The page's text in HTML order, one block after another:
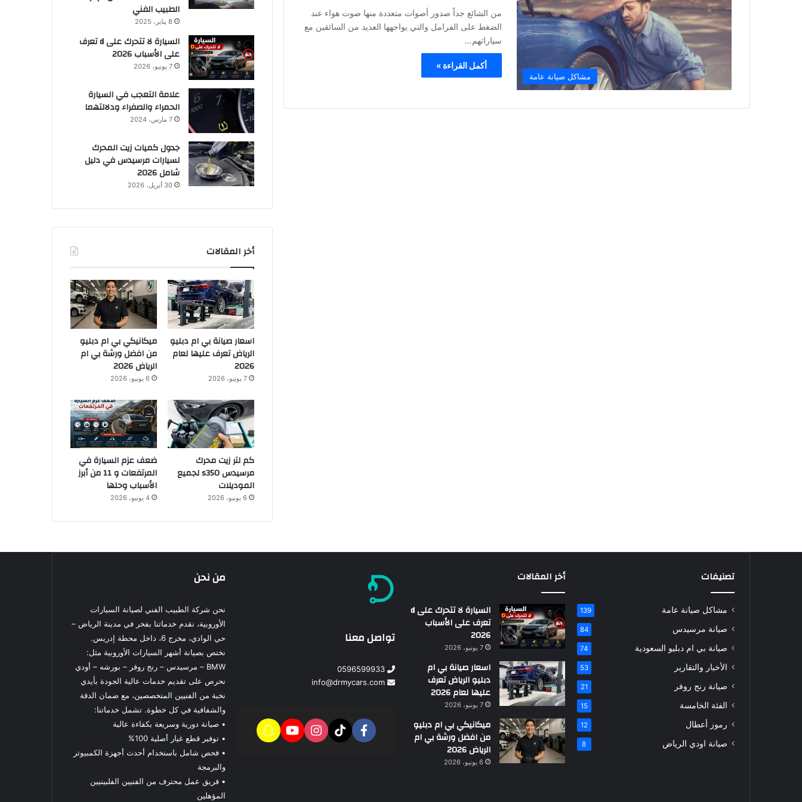
مشاكل صيانة عامة
من الشائع جداً صدور أصوات متعددة منها صوت هواء عند
الضغط على الفرامل والتي يواجهها العديد من السائقين مع
سياراتهم…
أكمل القراءة »
الطبيب الفني
8 يناير، 2025
السيارة لا تتحرك على d تعرف
على الأسباب 2026
7 يونيو، 2026
علامة التعجب في السيارة
الحمراء والصفراء ودلالتهما
7 مارس، 2024
جدول كميات زيت المحرك
لسيارات مرسيدس في دليل
شامل 2026
30 أبريل، 2026
أخر المقالات
اسعار صيانة بي ام دبليو
الرياض تعرف عليها لعام
2026
7 يونيو، 2026
ميكانيكي بي ام دبليو
من افضل ورشة بي ام
الرياض 2026
6 يونيو، 2026
كم لتر زيت محرك
مرسيدس s350 لجميع
الموديلات
6 يونيو، 2026
ضعف عزم السيارة في
المرتفعات و 11 من أبرز
الأسباب وحلها
4 يونيو، 2026
تصنيفات
مشاكل صيانة عامة 139
صيانة مرسيدس 84
صيانة بي ام دبليو السعودية 74
الأخبار والتقارير 53
صيانة رنج روفر 21
الفئة الخامسة 15
رموز أعطال 12
صيانة اودي الرياض 8
أخر المقالات
السيارة لا تتحرك على d
تعرف على الأسباب
2026
7 يونيو، 2026
اسعار صيانة بي ام
دبليو الرياض تعرف
عليها لعام 2026
7 يونيو، 2026
ميكانيكي بي ام دبليو
من افضل ورشة بي ام
الرياض 2026
6 يونيو، 2026
تواصل معنا
0596599933
info@drmycars.com
من نحن
نحن شركة الطبيب الفني لصيانة السيارات
الأوروبية، نقدم خدماتنا بفخر في مدينة الرياض –
حي الوادي، مخرج 6، داخل محطة إدريس.
نختص بصيانة أشهر السيارات الأوروبية مثل:
BMW – مرسيدس – رنج روفر – بورشه – أودي
نحرص على تقديم خدمات عالية الجودة بأيدي
نخبة من الفنيين المتخصصين، مع ضمان الدقة
والشفافية في كل خطوة. تشمل خدماتنا:
• صيانة دورية وسريعة بكفاءة عالية
• توفير قطع غيار أصلية 100%
• فحص شامل باستخدام أحدث أجهزة الكمبيوتر
والبرمجة
• فريق عمل محترف من الفنيين الفلبينيين
المؤهلين